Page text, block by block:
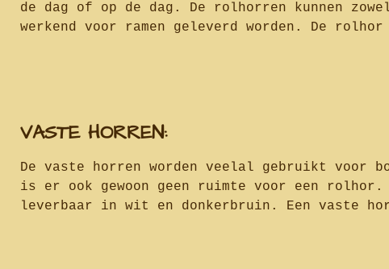
de dag of op de dag. De rolhorren kunnen
werkend voor ramen geleverd worden. De
VASTE HORREN:
De vaste horren worden veelal gebruikt voor
is er ook gewoon geen ruimte voor een
leverbaar in wit en donkerbruin. Een vaste